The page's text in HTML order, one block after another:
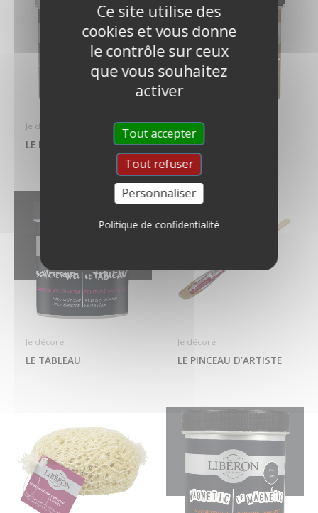
Je décore
LE MÉTAL POUDRÉ
Je décore
LE MÉTAL SOYEUX
Je décore
LE TABLEAU
Je décore
LE PINCEAU D’ARTISTE
Ce site utilise des
cookies et vous donne
le contrôle sur ceux
que vous souhaitez
activer
Tout accepter
Tout refuser
Personnaliser
Politique de confidentialité